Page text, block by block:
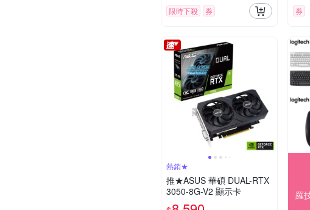
限時下殺 券 券
熱銷★
推★ASUS 華碩 DUAL-RTX
3050-8G-V2 顯示卡